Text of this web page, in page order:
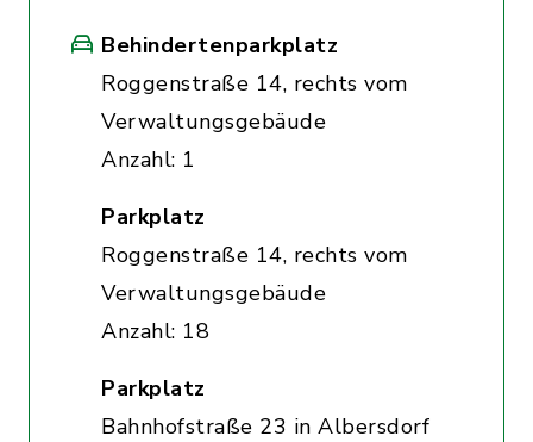
Behindertenparkplatz
Roggenstraße 14, rechts vom
Verwaltungsgebäude
Anzahl: 1
Parkplatz
Roggenstraße 14, rechts vom
Verwaltungsgebäude
Anzahl: 18
Parkplatz
Bahnhofstraße 23 in Albersdorf